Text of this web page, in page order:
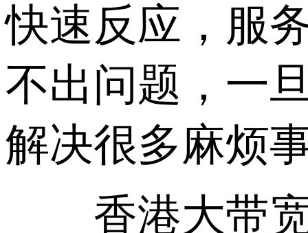
快速反应，服
不出问题，一
解决很多麻烦
香港大带宽